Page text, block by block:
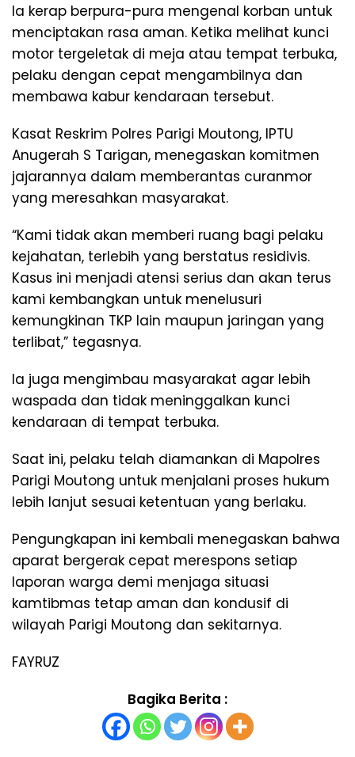
Ia kerap berpura-pura mengenal korban untuk
menciptakan rasa aman. Ketika melihat kunci
motor tergeletak di meja atau tempat terbuka,
pelaku dengan cepat mengambilnya dan
membawa kabur kendaraan tersebut.
Kasat Reskrim Polres Parigi Moutong, IPTU
Anugerah S Tarigan, menegaskan komitmen
jajarannya dalam memberantas curanmor
yang meresahkan masyarakat.
“Kami tidak akan memberi ruang bagi pelaku
kejahatan, terlebih yang berstatus residivis.
Kasus ini menjadi atensi serius dan akan terus
kami kembangkan untuk menelusuri
kemungkinan TKP lain maupun jaringan yang
terlibat,” tegasnya.
Ia juga mengimbau masyarakat agar lebih
waspada dan tidak meninggalkan kunci
kendaraan di tempat terbuka.
Saat ini, pelaku telah diamankan di Mapolres
Parigi Moutong untuk menjalani proses hukum
lebih lanjut sesuai ketentuan yang berlaku.
Pengungkapan ini kembali menegaskan bahwa
aparat bergerak cepat merespons setiap
laporan warga demi menjaga situasi
kamtibmas tetap aman dan kondusif di
wilayah Parigi Moutong dan sekitarnya.
FAYRUZ
Bagika Berita :